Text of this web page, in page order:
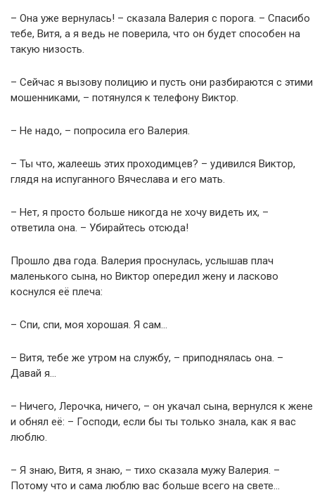
– Она уже вернулась! – сказала Валерия с порога. – Спасибо
тебе, Витя, а я ведь не поверила, что он будет способен на
такую низость.
– Сейчас я вызову полицию и пусть они разбираются с этими
мошенниками, – потянулся к телефону Виктор.
– Не надо, – попросила его Валерия.
– Ты что, жалеешь этих проходимцев? – удивился Виктор,
глядя на испуганного Вячеслава и его мать.
– Нет, я просто больше никогда не хочу видеть их, –
ответила она. – Убирайтесь отсюда!
Прошло два года. Валерия проснулась, услышав плач
маленького сына, но Виктор опередил жену и ласково
коснулся её плеча:
– Спи, спи, моя хорошая. Я сам…
– Витя, тебе же утром на службу, – приподнялась она. –
Давай я…
– Ничего, Лерочка, ничего, – он укачал сына, вернулся к жене
и обнял её: – Господи, если бы ты только знала, как я вас
люблю.
– Я знаю, Витя, я знаю, – тихо сказала мужу Валерия. –
Потому что и сама люблю вас больше всего на свете…